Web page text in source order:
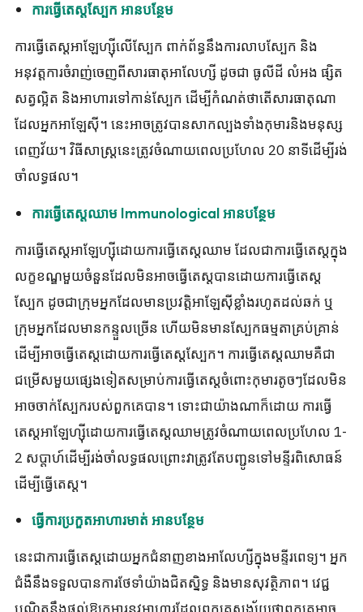
ការធ្វើតេស្តស្បែក អានបន្ថែម
ការធ្វើតេស្តអាឡែហ្ស៊ីលើស្បែក ពាក់ព័ន្ធនឹងការលាបស្បែក និង
អនុវត្តការចំរាញ់ចេញពីសារធាតុអាលែហ្សី ដូចជា ធូលីដី លំអង ផ្សិត
សត្វល្អិត និងអាហារទៅកាន់ស្បែក ដើម្បីកំណត់ថាតើសារធាតុណា
ដែលអ្នកអាឡែស៊ី។ នេះអាចត្រូវបានសាកល្បងទាំងកុមារនិងមនុស្ស
ពេញវ័យ។ វិធីសាស្រ្តនេះត្រូវចំណាយពេលប្រហែល 20 នាទីដើម្បីរង់
ចាំលទ្ធផល។
ការធ្វើតេស្តឈាម Immunological អានបន្ថែម
ការធ្វើតេស្តអាឡែហ្ស៊ីដោយការធ្វើតេស្តឈាម ដែលជាការធ្វើតេស្តក្នុង
លក្ខខណ្ឌមួយចំនួនដែលមិនអាចធ្វើតេស្តបានដោយការធ្វើតេស្ត
ស្បែក ដូចជាក្រុមអ្នកដែលមានប្រវត្តិអាឡែស៊ីខ្លាំងរហូតដល់ឆក់ ឬ
ក្រុមអ្នកដែលមានកន្ទួលច្រើន ហើយមិនមានស្បែកធម្មតាគ្រប់គ្រាន់
ដើម្បីអាចធ្វើតេស្តដោយការធ្វើតេស្តស្បែក។ ការធ្វើតេស្តឈាមគឺជា
ជម្រើសមួយផ្សេងទៀតសម្រាប់ការធ្វើតេស្តចំពោះកុមារតូចៗដែលមិន
អាចចាក់ស្បែករបស់ពួកគេបាន។ ទោះជាយ៉ាងណាក៏ដោយ ការធ្វើ
តេស្តអាឡែហ្ស៊ីដោយការធ្វើតេស្តឈាមត្រូវចំណាយពេលប្រហែល 1-
2 សប្តាហ៍ដើម្បីរង់ចាំលទ្ធផលព្រោះវាត្រូវតែបញ្ជូនទៅមន្ទីរពិសោធន៍
ដើម្បីធ្វើតេស្ត។
ធ្វើការប្រកួតអាហារមាត់ អានបន្ថែម
នេះ​ជា​ការ​ធ្វើ​តេស្ត​ដោយ​អ្នក​ជំនាញ​ខាង​អាលែហ្សី​ក្នុង​មន្ទីរពេទ្យ។ អ្នក
ជំងឺនឹងទទួលបានការថែទាំយ៉ាងជិតស្និទ្ធ និងមានសុវត្ថិភាព។ វេជ្ជ